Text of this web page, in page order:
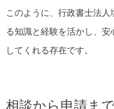
このように、行政書士法
る知識と経験を活かし、
してくれる存在です。
相談から申請ま